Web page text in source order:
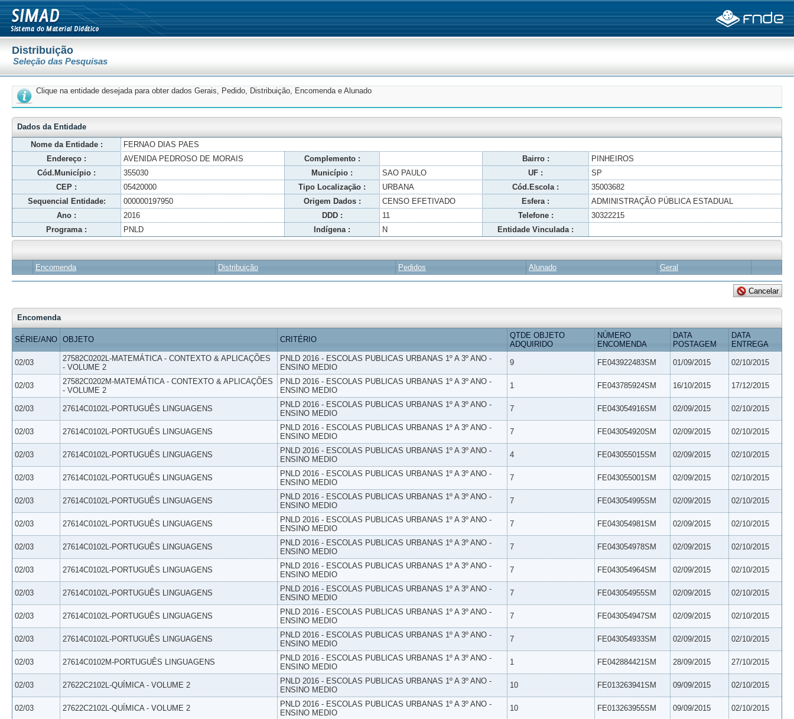
Distribuição
Seleção das Pesquisas
Clique na entidade desejada para obter dados Gerais, Pedido, Distribuição, Encomenda e Alunado
Dados da Entidade
Nome da Entidade :
FERNAO DIAS PAES
Endereço :
AVENIDA PEDROSO DE MORAIS Complemento : Bairro :
PINHEIROS
Cód.Município :
355030 Município : SAO PAULO UF :
SP
CEP :
05420000 Tipo Localização : URBANA Cód.Escola :
35003682
Sequencial Entidade:
000000197950 Origem Dados : CENSO EFETIVADO Esfera :
ADMINISTRAÇÃO PÚBLICA ESTADUAL
Ano :
2016 DDD : 11 Telefone :
30322215
Programa :
PNLD Indígena : N Entidade Vinculada :
Encomenda Distribuição Pedidos Alunado Geral
Encomenda
SÉRIE/ANO OBJETO CRITÉRIO
QTDE OBJETO
ADQUIRIDO
NÚMERO
ENCOMENDA
DATA
POSTAGEM
DATA
ENTREGA
02/03
27582C0202L-MATEMÁTICA - CONTEXTO & APLICAÇÕES
- VOLUME 2
PNLD 2016 - ESCOLAS PUBLICAS URBANAS 1º A 3º ANO -
ENSINO MEDIO
9 FE043922483SM 01/09/2015 02/10/2015
02/03
27582C0202M-MATEMÁTICA - CONTEXTO & APLICAÇÕES
- VOLUME 2
PNLD 2016 - ESCOLAS PUBLICAS URBANAS 1º A 3º ANO -
ENSINO MEDIO
1 FE043785924SM 16/10/2015 17/12/2015
02/03 27614C0102L-PORTUGUÊS LINGUAGENS
PNLD 2016 - ESCOLAS PUBLICAS URBANAS 1º A 3º ANO -
ENSINO MEDIO
7 FE043054916SM 02/09/2015 02/10/2015
02/03 27614C0102L-PORTUGUÊS LINGUAGENS
PNLD 2016 - ESCOLAS PUBLICAS URBANAS 1º A 3º ANO -
ENSINO MEDIO
7 FE043054920SM 02/09/2015 02/10/2015
02/03 27614C0102L-PORTUGUÊS LINGUAGENS
PNLD 2016 - ESCOLAS PUBLICAS URBANAS 1º A 3º ANO -
ENSINO MEDIO
4 FE043055015SM 02/09/2015 02/10/2015
02/03 27614C0102L-PORTUGUÊS LINGUAGENS
PNLD 2016 - ESCOLAS PUBLICAS URBANAS 1º A 3º ANO -
ENSINO MEDIO
7 FE043055001SM 02/09/2015 02/10/2015
02/03 27614C0102L-PORTUGUÊS LINGUAGENS
PNLD 2016 - ESCOLAS PUBLICAS URBANAS 1º A 3º ANO -
ENSINO MEDIO
7 FE043054995SM 02/09/2015 02/10/2015
02/03 27614C0102L-PORTUGUÊS LINGUAGENS
PNLD 2016 - ESCOLAS PUBLICAS URBANAS 1º A 3º ANO -
ENSINO MEDIO
7 FE043054981SM 02/09/2015 02/10/2015
02/03 27614C0102L-PORTUGUÊS LINGUAGENS
PNLD 2016 - ESCOLAS PUBLICAS URBANAS 1º A 3º ANO -
ENSINO MEDIO
7 FE043054978SM 02/09/2015 02/10/2015
02/03 27614C0102L-PORTUGUÊS LINGUAGENS
PNLD 2016 - ESCOLAS PUBLICAS URBANAS 1º A 3º ANO -
ENSINO MEDIO
7 FE043054964SM 02/09/2015 02/10/2015
02/03 27614C0102L-PORTUGUÊS LINGUAGENS
PNLD 2016 - ESCOLAS PUBLICAS URBANAS 1º A 3º ANO -
ENSINO MEDIO
7 FE043054955SM 02/09/2015 02/10/2015
02/03 27614C0102L-PORTUGUÊS LINGUAGENS
PNLD 2016 - ESCOLAS PUBLICAS URBANAS 1º A 3º ANO -
ENSINO MEDIO
7 FE043054947SM 02/09/2015 02/10/2015
02/03 27614C0102L-PORTUGUÊS LINGUAGENS
PNLD 2016 - ESCOLAS PUBLICAS URBANAS 1º A 3º ANO -
ENSINO MEDIO
7 FE043054933SM 02/09/2015 02/10/2015
02/03 27614C0102M-PORTUGUÊS LINGUAGENS
PNLD 2016 - ESCOLAS PUBLICAS URBANAS 1º A 3º ANO -
ENSINO MEDIO
1 FE042884421SM 28/09/2015 27/10/2015
02/03 27622C2102L-QUÍMICA - VOLUME 2
PNLD 2016 - ESCOLAS PUBLICAS URBANAS 1º A 3º ANO -
ENSINO MEDIO
10 FE013263941SM 09/09/2015 02/10/2015
02/03 27622C2102L-QUÍMICA - VOLUME 2
PNLD 2016 - ESCOLAS PUBLICAS URBANAS 1º A 3º ANO -
ENSINO MEDIO
10 FE013263955SM 09/09/2015 02/10/2015